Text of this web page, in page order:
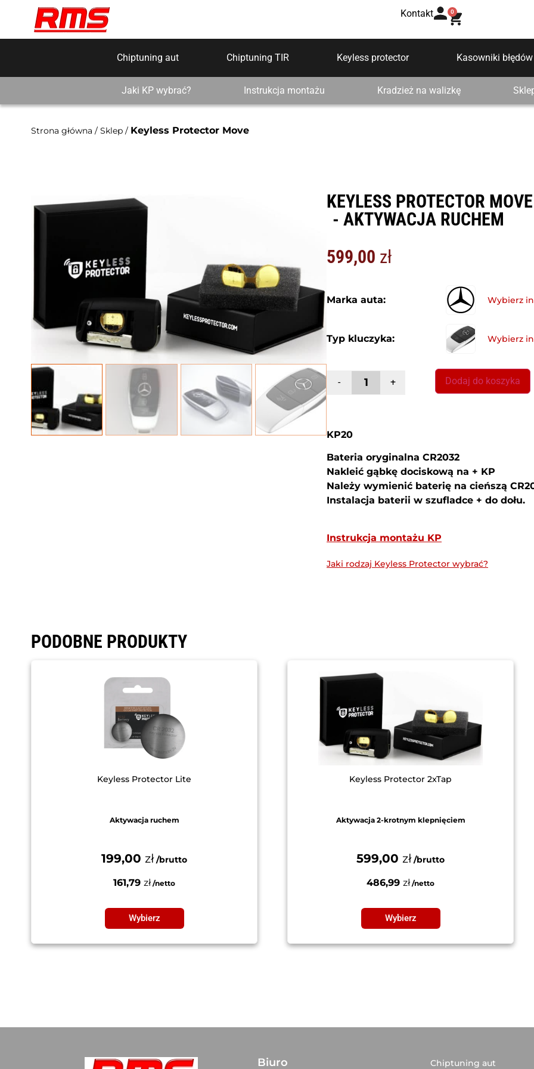
Kontakt 0
Chiptuning aut Chiptuning TIR Keyless protector Kasowniki błędów
Jaki KP wybrać? Instrukcja montażu Kradzież na walizkę
Strona główna / Sklep / Keyless Protector Move
KEYLESS PROTECTOR MOVE
- AKTYWACJA RUCHEM
599,00 zł
Marka auta:
Typ kluczyka:
- + Dodaj do koszyka
KP20
Bateria oryginalna CR2032
Nakleić gąbkę dociskową na + KP
Należy wymienić baterię na cieńszą
Instalacja baterii w szufladce + do dołu.
Instrukcja montażu KP
Jaki rodzaj Keyless Protector wybrać?
PODOBNE PRODUKTY
Keyless Protector Lite
Aktywacja ruchem
199,00 zł
161,79 zł
Wybierz
Keyless Protector 2xTap
Aktywacja 2-krotnym klepnięciem
599,00 zł
486,99 zł
Wybierz
Biuro Chiptuning aut